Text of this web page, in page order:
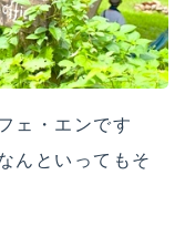
ェ・エンです
んといってもそ